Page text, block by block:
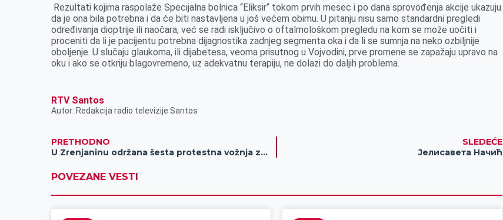
Rezultati kojima raspolaže Specijalna bolnica “Eliksir“ tokom prvih mesec i po dana sprovođenja akcije ukazuju
da je ona bila potrebna i da će biti nastavljena u još većem obimu. U pitanju nisu samo standardni pregledi
određivanja dioptrije ili naočara, već se radi isključivo o oftalmološkom pregledu na kom se može uočiti i
proceniti da li je pacijentu potrebna dijagnostika zadnjeg segmenta oka i da li se sumnja na neko ozbiljnije
oboljenje. U slučaju glaukoma, ili dijabetesa, veoma prisutnog u Vojvodini, prve promene se zapažaju upravo na
oku i ako se otkriju blagovremeno, uz adekvatnu terapiju, ne dolazi do daljih problema.
RTV Santos
Autor: Redakcija radio televizije Santos
PRETHODNO
U Zrenjaninu održana šesta protestna vožnja zbog vode
SLEDEĆE
Јелисавета Начић
POVEZANE VESTI